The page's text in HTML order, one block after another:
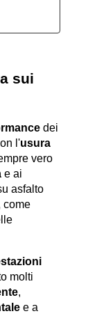
sui
dei
l'usura
vero
. Ad esempio, le prestazioni su asfalto
come
molti
,
e a